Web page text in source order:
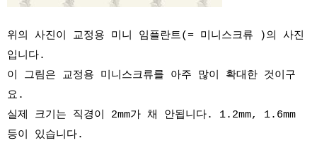
위의 사진이 교정용 미니 임플란트(= 미니스크류 )의 사진
입니다.
이 그림은 교정용 미니스크류를 아주 많이 확대한 것이구
요.
실제 크기는 직경이 2mm가 채 안됩니다. 1.2mm, 1.6mm
등이 있습니다.